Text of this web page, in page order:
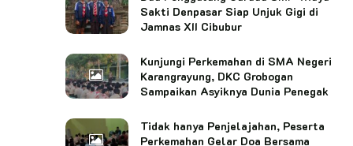
Sakti Denpasar Siap Unjuk Gigi di
Jamnas XII Cibubur
Kunjungi Perkemahan di SMA Negeri
Karangrayung, DKC Grobogan
Sampaikan Asyiknya Dunia Penegak
Tidak hanya Penjelajahan, Peserta
Perkemahan Gelar Doa Bersama